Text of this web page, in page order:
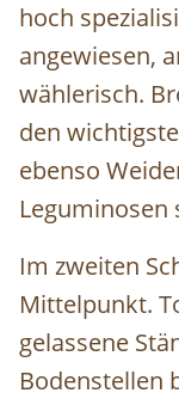
hoch
angewiesen,
wählerisch.
den
ebenso
Leguminosen
Im zweiten
Mittelpunkt.
gelassene
Bodenstellen